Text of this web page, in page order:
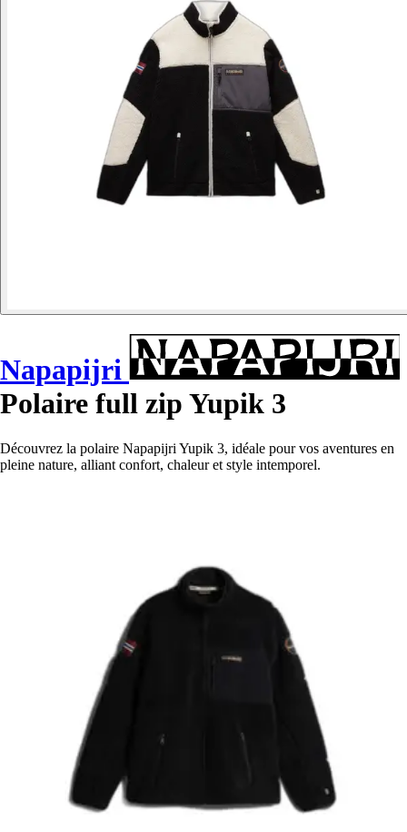
Napapijri
Polaire full zip Yupik 3
Découvrez la polaire Napapijri Yupik 3, idéale pour vos aventures en
pleine nature, alliant confort, chaleur et style intemporel.